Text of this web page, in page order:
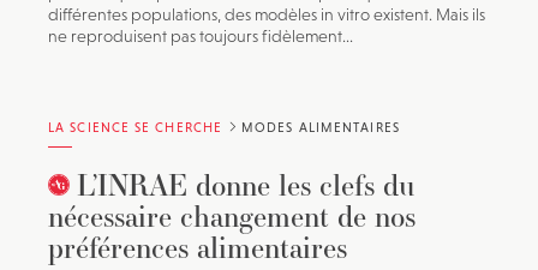
différentes populations, des modèles in vitro existent. Mais ils
ne reproduisent pas toujours fidèlement...
LA SCIENCE SE CHERCHE MODES ALIMENTAIRES
L’INRAE donne les clefs du
nécessaire changement de nos
préférences alimentaires